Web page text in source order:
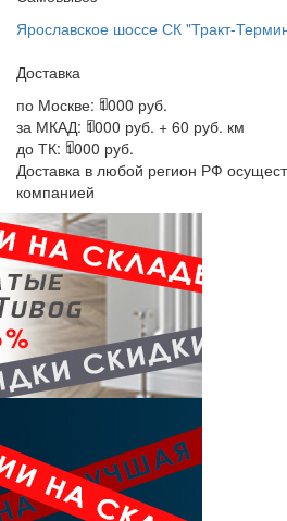
Ярославское шоссе СК "Тракт-
Доставка
по Москве: 1000 руб.
за МКАД: 1000 руб. + 60 руб. км
до ТК: 1000 руб.
Доставка в любой регион РФ
компанией